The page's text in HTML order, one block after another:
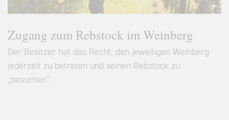
Zugang zum Rebstock im Weinberg
Der Besitzer hat das Recht, den jeweiligen Weinberg
jederzeit zu betreten und seinen Rebstock zu
„besuchen“.